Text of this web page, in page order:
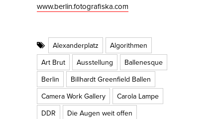
www.berlin.fotografiska.com
Alexanderplatz
Algorithmen
Art Brut
Ausstellung
Ballenesque
Berlin
Billhardt Greenfield Ballen
Camera Work Gallery
Carola Lampe
DDR
Die Augen weit offen